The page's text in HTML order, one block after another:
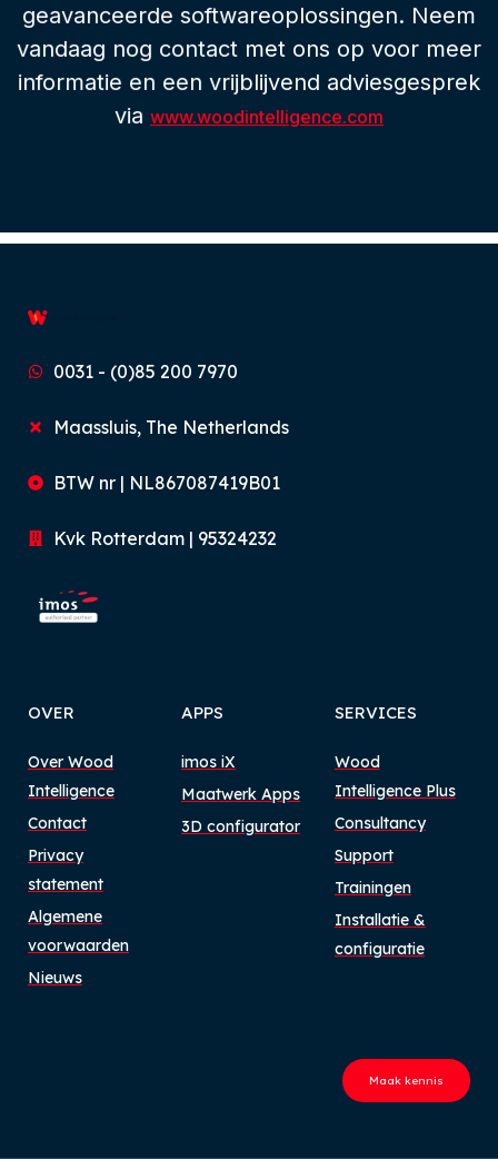
geavanceerde softwareoplossingen. Neem
vandaag nog contact met ons op voor meer
informatie en een vrijblijvend adviesgesprek
via www.woodintelligence.com
0031 - (0)85 200 7970
Maassluis, The Netherlands
BTW nr | NL867087419B01
Kvk Rotterdam | 95324232
OVER
Over Wood
Intelligence
Contact
Privacy
statement
Algemene
voorwaarden
Nieuws
APPS
imos iX
Maatwerk Apps
3D configurator
SERVICES
Wood
Intelligence Plus
Consultancy
Support
Trainingen
Installatie &
configuratie
Maak kennis